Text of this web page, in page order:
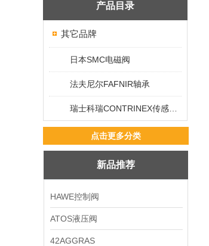
产品目录
其它品牌
日本SMC电磁阀
法夫尼尔FAFNIR轴承
点击更多分类
新品推荐
HAWE控制阀
ATOS液压阀
42AGGRAS